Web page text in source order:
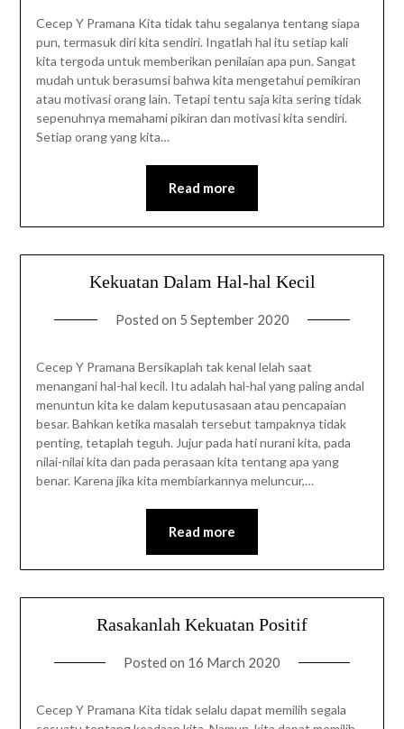
Cecep Y Pramana Kita tidak tahu segalanya tentang siapa
pun, termasuk diri kita sendiri. Ingatlah hal itu setiap kali
kita tergoda untuk memberikan penilaian apa pun. Sangat
mudah untuk berasumsi bahwa kita mengetahui pemikiran
atau motivasi orang lain. Tetapi tentu saja kita sering tidak
sepenuhnya memahami pikiran dan motivasi kita sendiri.
Setiap orang yang kita…
Read more
Kekuatan Dalam Hal-hal Kecil
Posted on 5 September 2020
Cecep Y Pramana Bersikaplah tak kenal lelah saat
menangani hal-hal kecil. Itu adalah hal-hal yang paling andal
menuntun kita ke dalam keputusasaan atau pencapaian
besar. Bahkan ketika masalah tersebut tampaknya tidak
penting, tetaplah teguh. Jujur pada hati nurani kita, pada
nilai-nilai kita dan pada perasaan kita tentang apa yang
benar. Karena jika kita membiarkannya meluncur,…
Read more
Rasakanlah Kekuatan Positif
Posted on 16 March 2020
Cecep Y Pramana Kita tidak selalu dapat memilih segala